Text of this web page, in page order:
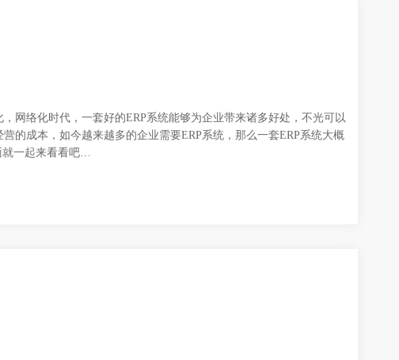
网络化时代，一套好的ERP系统能够为企业带来诸多好处，不光可以
的成本，如今越来越多的企业需要ERP系统，那么一套ERP系统大概
就一起来看看吧…